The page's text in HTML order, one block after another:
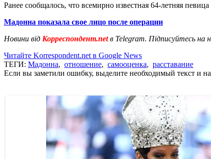
Ранее сообщалось, что всемирно известная 64-летняя
Мадонна показала свое лицо после операции
Новини від Корреспондент.netв Telegram. Підписуйтесь на
Читайте Korrespondent.net в Google News
ТЕГИ: Мадонна, отношение, самооценка, расставание
Если вы заметили ошибку, выделите необходимый текст и